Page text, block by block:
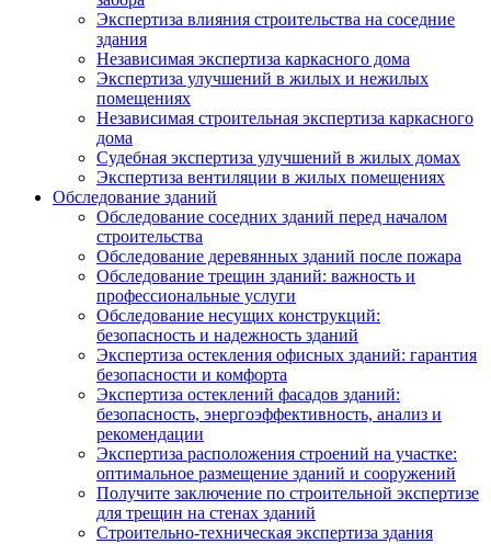
Экспертиза влияния строительства на соседние
здания
Независимая экспертиза каркасного дома
Экспертиза улучшений в жилых и нежилых
помещениях
Независимая строительная экспертиза каркасного
дома
Судебная экспертиза улучшений в жилых домах
Экспертиза вентиляции в жилых помещениях
Обследование зданий
Обследование соседних зданий перед началом
строительства
Обследование деревянных зданий после пожара
Обследование трещин зданий: важность и
профессиональные услуги
Обследование несущих конструкций:
безопасность и надежность зданий
Экспертиза остекления офисных зданий: гарантия
безопасности и комфорта
Экспертиза остеклений фасадов зданий:
безопасность, энергоэффективность, анализ и
рекомендации
Экспертиза расположения строений на участке:
оптимальное размещение зданий и сооружений
Получите заключение по строительной экспертизе
для трещин на стенах зданий
Строительно-техническая экспертиза здания